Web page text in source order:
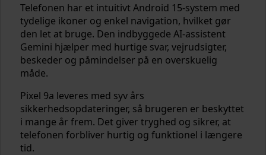
Telefonen har et intuitivt Android 15-system med
tydelige ikoner og enkel navigation, hvilket gør
den let at bruge. Den indbyggede AI-assistent
Gemini hjælper med hurtige svar, vejrudsigter,
beskeder og påmindelser på en overskuelig
måde.
Pixel 9a leveres med syv års
sikkerhedsopdateringer, så brugeren er beskyttet
i mange år frem. Det giver tryghed og sikrer, at
telefonen forbliver hurtig og funktionel i længere
tid.